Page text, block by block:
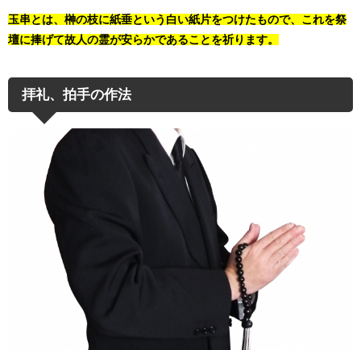
玉串とは、榊の枝に紙垂という白い紙片をつけたもので、これを祭
壇に捧げて故人の霊が安らかであることを祈ります。
拝礼、拍手の作法